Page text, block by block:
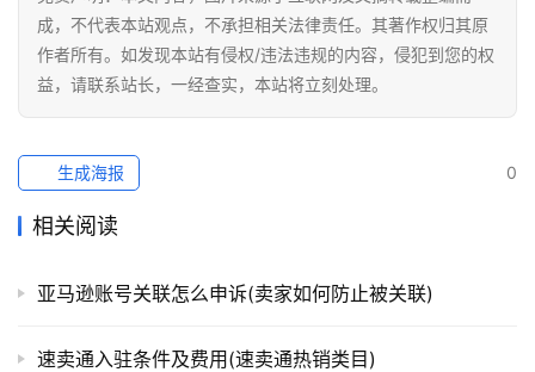
成，不代表本站观点，不承担相关法律责任。其著作权归其原
作者所有。如发现本站有侵权/违法违规的内容，侵犯到您的权
益，请联系站长，一经查实，本站将立刻处理。
0
生成海报
相关阅读
亚马逊账号关联怎么申诉(卖家如何防止被关联)
速卖通入驻条件及费用(速卖通热销类目)